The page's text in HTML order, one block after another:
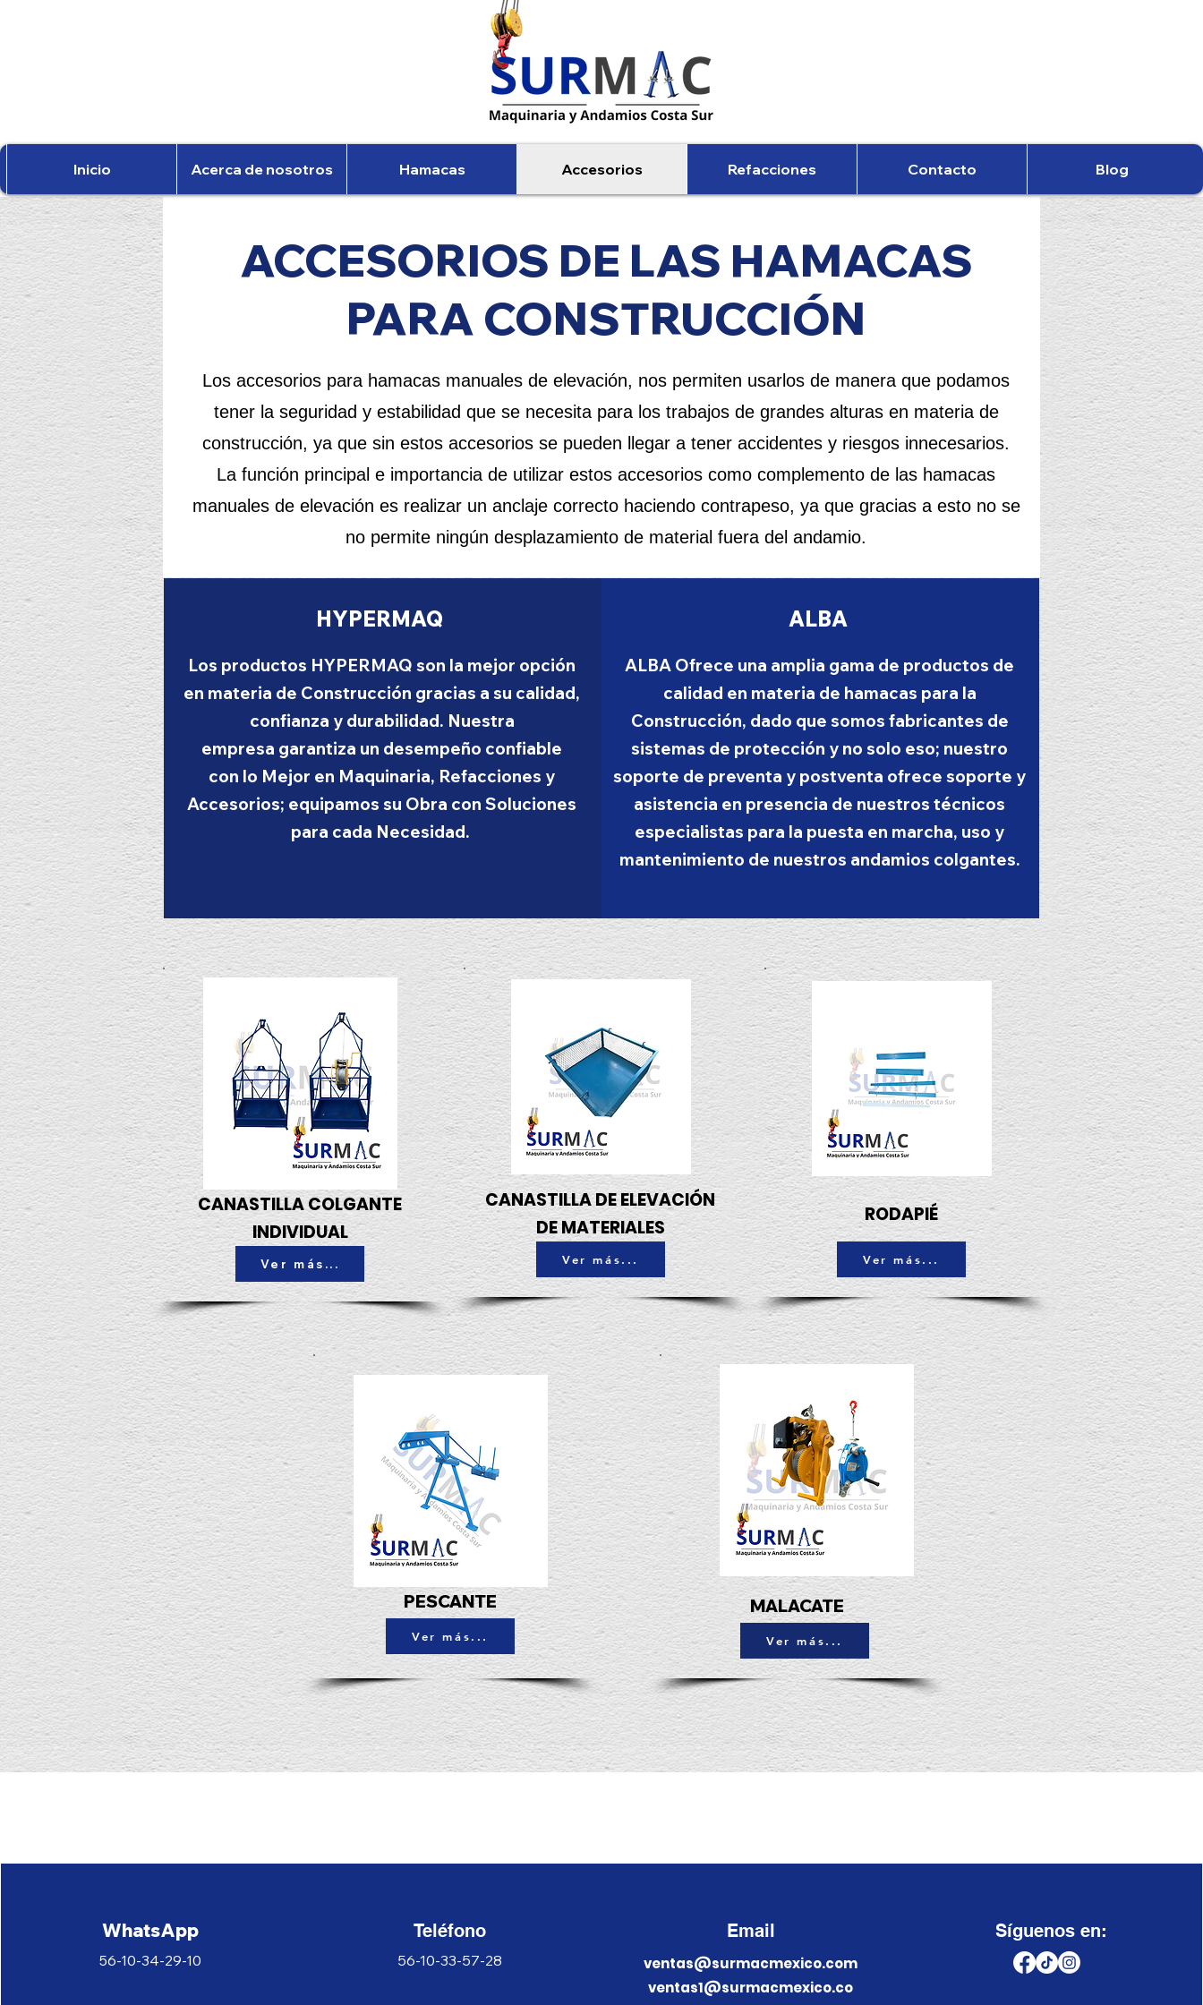
Inicio Acerca de nosotros Hamacas Accesorios Refacciones Contacto Blog
ACCESORIOS DE LAS HAMACAS
PARA CONSTRUCCIÓN
Los accesorios para hamacas manuales de elevación, nos permiten usarlos de manera que podamos
tener la seguridad y estabilidad que se necesita para los trabajos de grandes alturas en materia de
construcción, ya que sin estos accesorios se pueden llegar a tener accidentes y riesgos innecesarios.
La función principal e importancia de utilizar estos accesorios como complemento de las hamacas
manuales de elevación es realizar un anclaje correcto haciendo contrapeso, ya que gracias a esto no se
no permite ningún desplazamiento de material fuera del andamio.
HYPERMAQ
Los productos HYPERMAQ son la mejor opción
en materia de Construcción gracias a su calidad,
confianza y durabilidad. Nuestra
empresa garantiza un desempeño confiable
con lo Mejor en Maquinaria, Refacciones y
Accesorios; equipamos su Obra con Soluciones
para cada Necesidad.
ALBA
ALBA Ofrece una amplia gama de productos de
calidad en materia de hamacas para la
Construcción, dado que somos fabricantes de
sistemas de protección y no solo eso; nuestro
soporte de preventa y postventa ofrece soporte y
asistencia en presencia de nuestros técnicos
especialistas para la puesta en marcha, uso y
mantenimiento de nuestros andamios colgantes.
CANASTILLA COLGANTE
INDIVIDUAL
Ver más...
CANASTILLA DE ELEVACIÓN
DE MATERIALES
Ver más...
RODAPIÉ
Ver más...
PESCANTE
Ver más...
MALACATE
Ver más...
WhatsApp
56-10-34-29-10
Teléfono
56-10-33-57-28
Email
ventas@surmacmexico.com
ventas1@surmacmexico.co
Síguenos en: